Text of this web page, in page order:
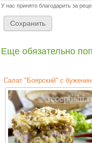
У нас принято благодарить за
Еще обязательно
Салат "Боярский" с